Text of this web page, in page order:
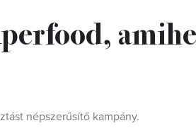
népszerűsítő kampány.